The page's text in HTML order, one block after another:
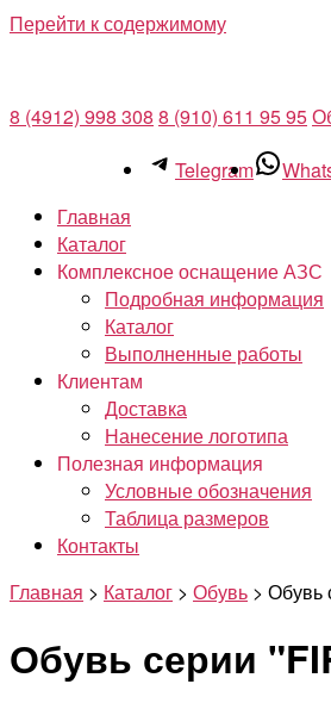
Перейти к содержимому
8 (4912) 998 308 8 (910) 611 95 95
Telegram
Главная
Каталог
Комплексное оснащение АЗС
Подробная информация
Каталог
Выполненные работы
Клиентам
Доставка
Нанесение логотипа
Полезная информация
Условные обозначения
Таблица размеров
Контакты
Главная > Каталог > Обувь > Обувь
Обувь серии